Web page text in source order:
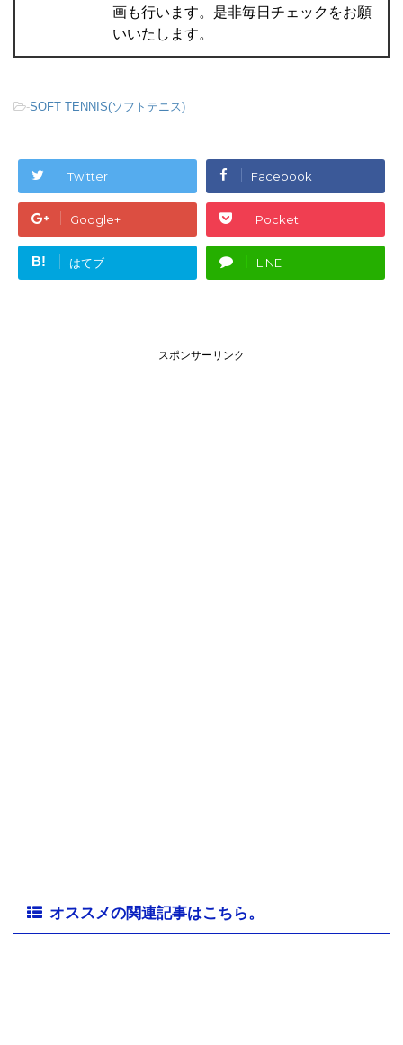
画も行います。是非毎日チェックをお願
いいたします。
-SOFT TENNIS(ソフトテニス)
Twitter Facebook
Google+ Pocket
B! はてブ LINE
スポンサーリンク
オススメの関連記事はこちら。